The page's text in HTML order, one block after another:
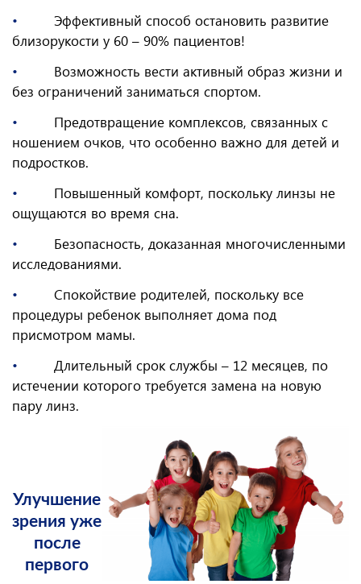
• Эффективный способ остановить развитие
близорукости у 60 – 90% пациентов!
• Возможность вести активный образ жизни и
без ограничений заниматься спортом.
• Предотвращение комплексов, связанных с
ношением очков, что особенно важно для детей и
подростков.
• Повышенный комфорт, поскольку линзы не
ощущаются во время сна.
• Безопасность, доказанная многочисленными
исследованиями.
• Спокойствие родителей, поскольку все
процедуры ребенок выполняет дома под
присмотром мамы.
• Длительный срок службы – 12 месяцев, по
истечении которого требуется замена на новую
пару линз.
Улучшение
зрения уже
после
первого